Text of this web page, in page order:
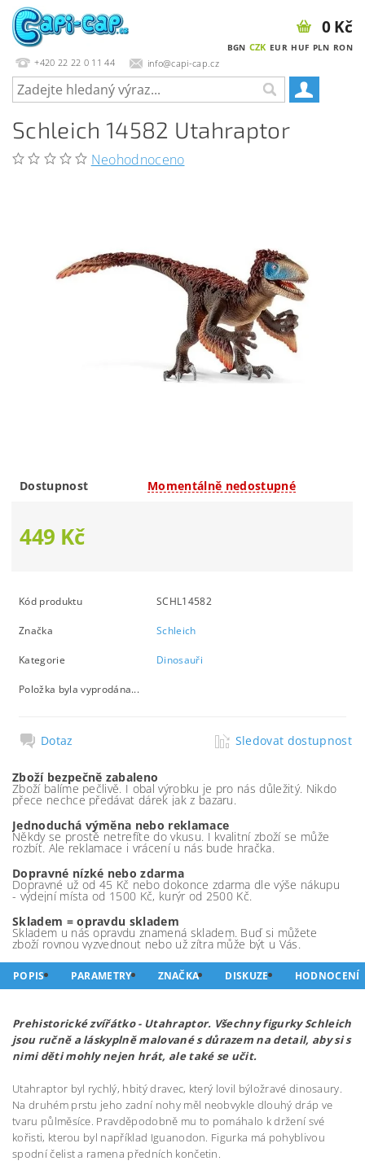
+420 22 22 0 11 44 info@capi-cap.cz
BGN CZK EUR HUF PLN RON
0 Kč
Schleich 14582 Utahraptor
Neohodnoceno
Dostupnost Momentálně nedostupné
449 Kč
Kód produktu SCHL14582
Značka Schleich
Kategorie Dinosauři
Položka byla vyprodána...
Dotaz Sledovat dostupnost
Zboží bezpečně zabaleno
Zboží balíme pečlivě. I obal výrobku je pro nás důležitý. Nikdo
přece nechce předávat dárek jak z bazaru.
Jednoduchá výměna nebo reklamace
Někdy se prostě netrefíte do vkusu. I kvalitní zboží se může
rozbít. Ale reklamace i vrácení u nás bude hračka.
Dopravné nízké nebo zdarma
Dopravné už od 45 Kč nebo dokonce zdarma dle výše nákupu
- výdejní místa od 1500 Kč, kurýr od 2500 Kč.
Skladem = opravdu skladem
Skladem u nás opravdu znamená skladem. Buď si můžete
zboží rovnou vyzvednout nebo už zítra může být u Vás.
POPIS PARAMETRY ZNAČKA DISKUZE HODNOCENÍ
Prehistorické zvířátko - Utahraptor. Všechny figurky Schleich
jsou ručně a láskyplně malované s důrazem na detail, aby si s
nimi děti mohly nejen hrát, ale také se učit.
Utahraptor byl rychlý, hbitý dravec, který lovil býložravé dinosaury.
Na druhém prstu jeho zadní nohy měl neobvykle dlouhý dráp ve
tvaru půlměsíce. Pravděpodobně mu to pomáhalo k držení své
kořisti, kterou byl například Iguanodon. Figurka má pohyblivou
spodní čelist a ramena předních končetin.